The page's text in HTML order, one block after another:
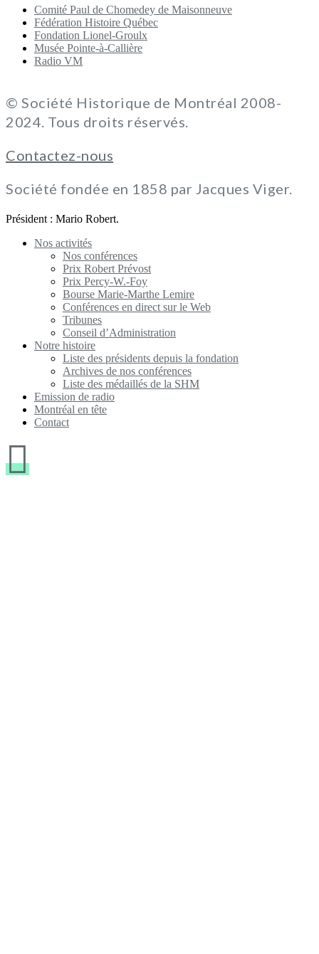
Comité Paul de Chomedey de Maisonneuve
Fédération Histoire Québec
Fondation Lionel-Groulx
Musée Pointe-à-Callière
Radio VM
© Société Historique de Montréal 2008-
2024. Tous droits réservés.
Contactez-nous
Société fondée en 1858 par Jacques Viger.
Président : Mario Robert.
Nos activités
Nos conférences
Prix Robert Prévost
Prix Percy-W.-Foy
Bourse Marie-Marthe Lemire
Conférences en direct sur le Web
Tribunes
Conseil d’Administration
Notre histoire
Liste des présidents depuis la fondation
Archives de nos conférences
Liste des médaillés de la SHM
Emission de radio
Montréal en tête
Contact